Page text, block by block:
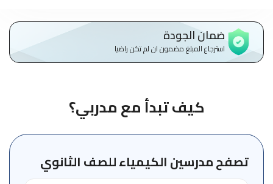
نحن
الشروط
والأحكام
الأساسية
للمنصة
ضمان الجودة
استرجاع المبلغ مضمون ان لم تكن راضيا
كيف تبدأ مع مدربي؟
تصفح مدرسين الكيمياء للصف الثانوي